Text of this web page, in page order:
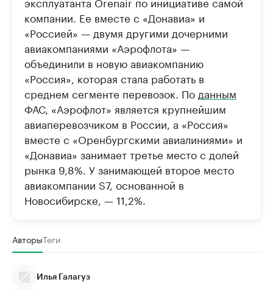
компании. Ее вместе с «Донавиа» и
«Россией» — двумя другими дочерними
авиакомпаниями «Аэрофлота» —
объединили в новую авиакомпанию
«Россия», которая стала работать в
среднем сегменте перевозок. По данным
ФАС, «Аэрофлот» является крупнейшим
авиаперевозчиком в России, а «Россия»
вместе с «Оренбургскими авиалиниями» и
«Донавиа» занимает третье место с долей
рынка 9,8%. У занимающей второе место
авиакомпании S7, основанной в
Новосибирске, — 11,2%.
АвторыТеги
Илья Галагуз